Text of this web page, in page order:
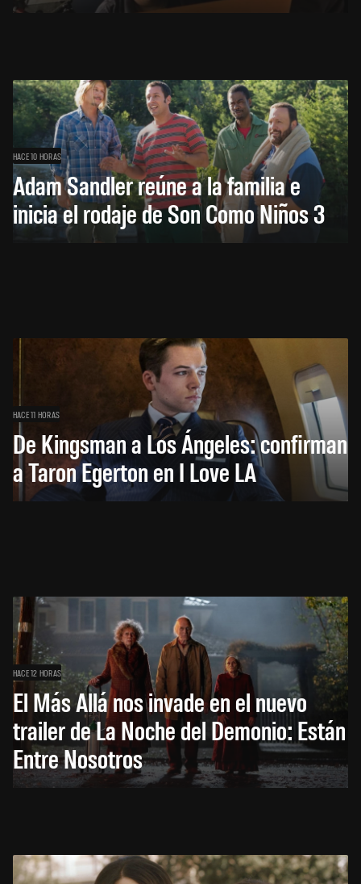
HACE 10 HORAS
Adam Sandler reúne a la familia e
inicia el rodaje de Son Como Niños 3
HACE 11 HORAS
De Kingsman a Los Ángeles: confirman
a Taron Egerton en I Love LA
HACE 12 HORAS
El Más Allá nos invade en el nuevo
trailer de La Noche del Demonio: Están
Entre Nosotros